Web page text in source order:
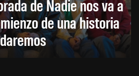
de Nadie nos va a
de una historia